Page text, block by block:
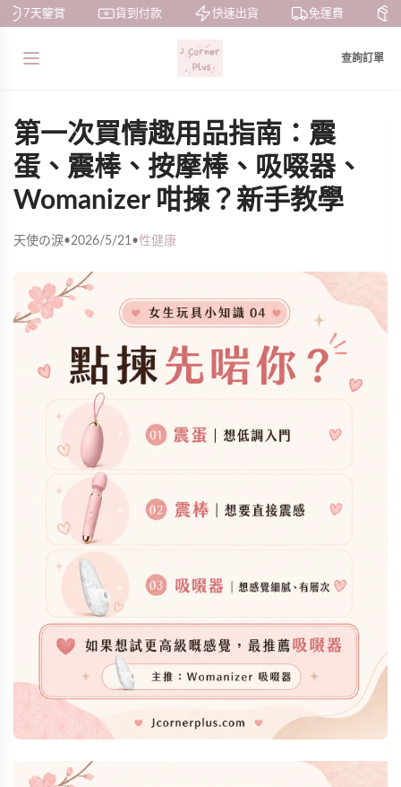
7天鑒賞 貨到付款 快速出貨 免運費 私
查詢訂單
第一次買情趣用品指南：震
蛋、震棒、按摩棒、吸啜器、
Womanizer 咁揀？新手教學
天使の淚•2026/5/21•性健康